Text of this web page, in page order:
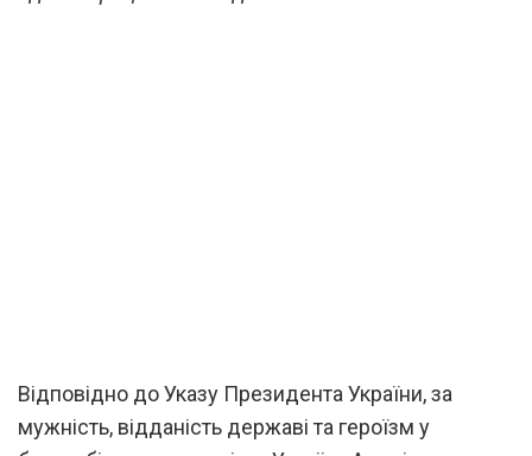
Відповідно до Указу Президента України, за
мужність, відданість державі та героїзм у